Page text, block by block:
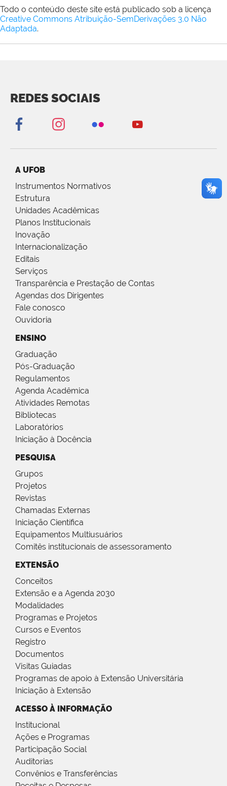
Todo o conteúdo deste site está publicado sob a licença
Creative Commons Atribuição-SemDerivações 3.0 Não
Adaptada.
REDES SOCIAIS
A UFOB
Instrumentos Normativos
Estrutura
Unidades Acadêmicas
Planos Institucionais
Inovação
Internacionalização
Editais
Serviços
Transparência e Prestação de Contas
Agendas dos Dirigentes
Fale conosco
Ouvidoria
ENSINO
Graduação
Pós-Graduação
Regulamentos
Agenda Acadêmica
Atividades Remotas
Bibliotecas
Laboratórios
Iniciação à Docência
PESQUISA
Grupos
Projetos
Revistas
Chamadas Externas
Iniciação Científica
Equipamentos Multiusuários
Comitês institucionais de assessoramento
EXTENSÃO
Conceitos
Extensão e a Agenda 2030
Modalidades
Programas e Projetos
Cursos e Eventos
Registro
Documentos
Visitas Guiadas
Programas de apoio à Extensão Universitária
Iniciação à Extensão
ACESSO À INFORMAÇÃO
Institucional
Ações e Programas
Participação Social
Auditorias
Convênios e Transferências